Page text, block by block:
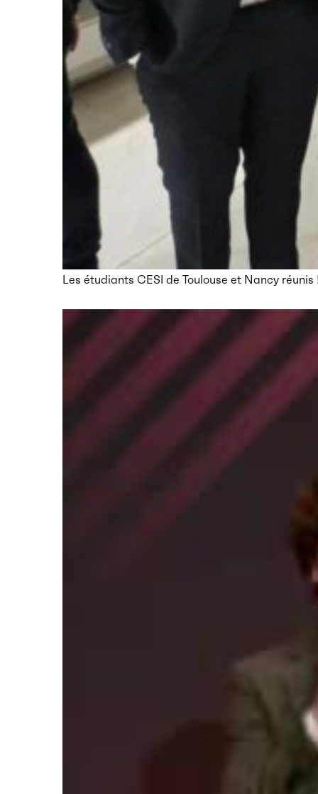
Les étudiants CESI de Toulouse et Nancy réunis